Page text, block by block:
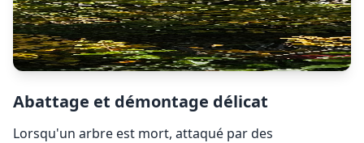
Abattage et démontage délicat
Lorsqu'un arbre est mort, attaqué par des